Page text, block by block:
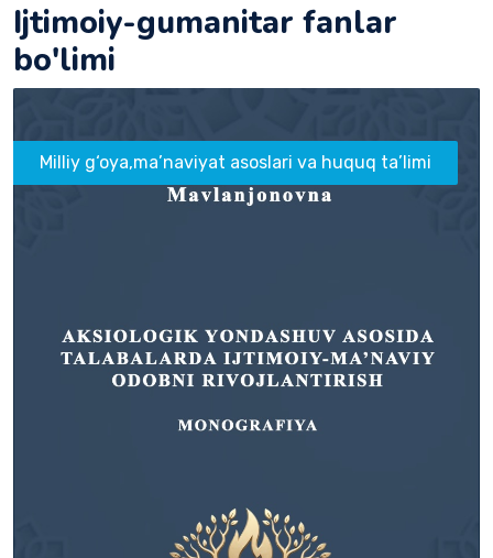
Ijtimoiy-gumanitar fanlar
bo'limi
Milliy g‘oya,ma’naviyat asoslari va huquq ta’limi